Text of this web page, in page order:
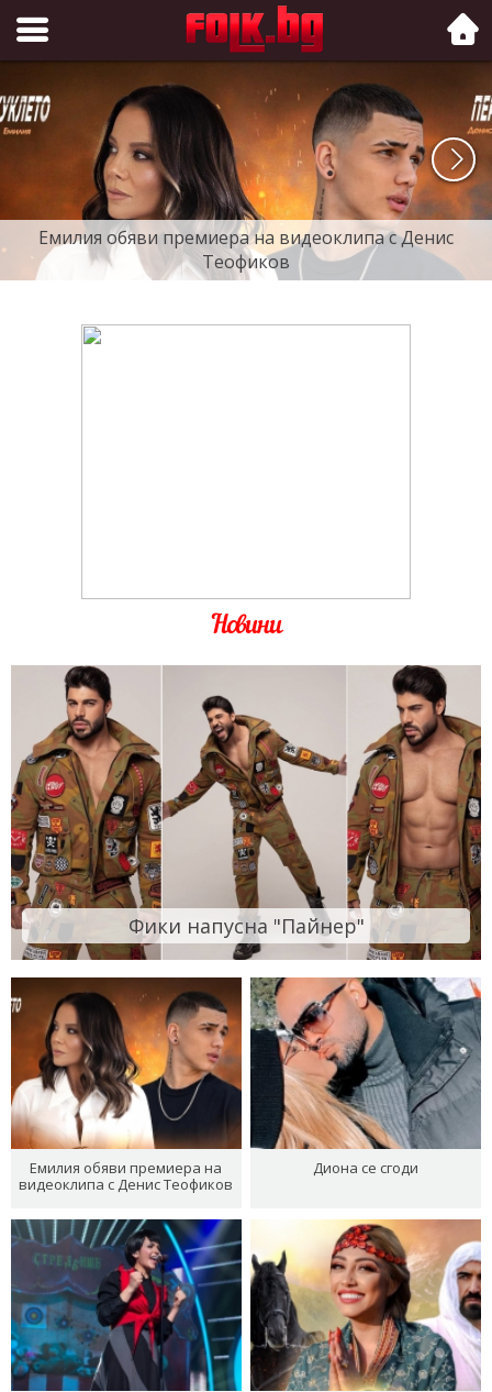
Folk.bg
Емилия обяви премиера на видеоклипа с Денис
Теофиков
Новини
Фики напусна "Пайнер"
Емилия обяви премиера на
видеоклипа с Денис Теофиков
Диона се сгоди